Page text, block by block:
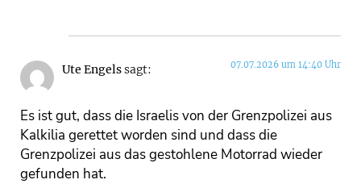
Ute Engelssagt: 07.07.2026 um 14:40 Uhr
Es ist gut, dass die Israelis von der Grenzpolizei aus
Kalkilia gerettet worden sind und dass die
Grenzpolizei aus das gestohlene Motorrad wieder
gefunden hat.